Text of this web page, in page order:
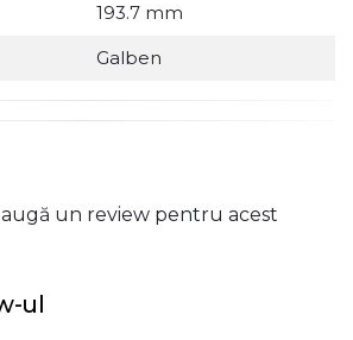
193.7 mm
Galben
un review pentru acest
ul